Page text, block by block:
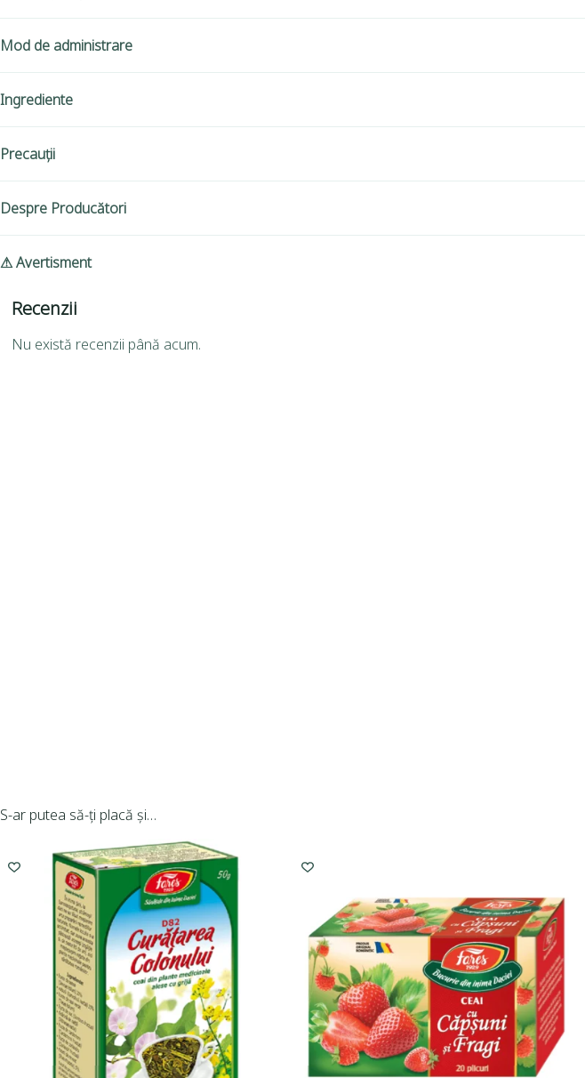
Mod de administrare
Ingrediente
Precauții
Despre Producători
⚠ Avertisment
Recenzii
Nu există recenzii până acum.
S-ar putea să-ți placă și…